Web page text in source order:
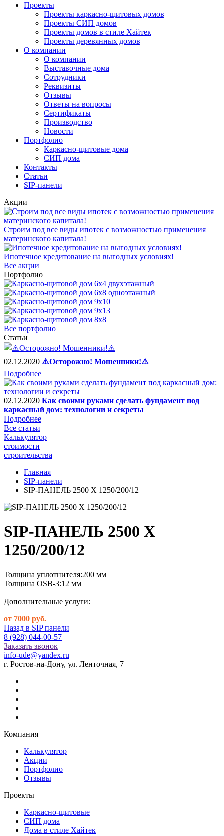
Проекты
Проекты каркасно-щитовых домов
Проекты СИП домов
Проекты домов в стиле Хайтек
Проекты деревянных домов
О компании
О компании
Выставочные дома
Сотрудники
Реквизиты
Отзывы
Ответы на вопросы
Сертификаты
Производство
Новости
Портфолио
Каркасно-щитовые дома
СИП дома
Контакты
Статьи
SIP-панели
Акции
Строим под все виды ипотек с возможностью применения
материнского капитала!
Ипотечное кредитование на выгодных условиях!
Все акции
Портфолио
Все портфолио
Статьи
02.12.2020 ⚠️Осторожно! Мошенники!⚠️
Подробнее
02.12.2020 Как своими руками сделать фундамент под
каркасный дом: технологии и секреты
Подробнее
Все статьи
Калькулятор
стоимости
строительства
Главная
SIP-панели
SIP-ПАНЕЛЬ 2500 X 1250/200/12
SIP-ПАНЕЛЬ 2500 X
1250/200/12
Толщина уплотнителя:200 мм
Толщина ОSB-3:12 мм
Дополнительные услуги:
от 7000 руб.
Назад в SIP панели
8 (928) 044-00-57
Заказать звонок
info-ude@yandex.ru
г. Ростов-на-Дону, ул. Ленточная, 7
Компания
Калькулятор
Акции
Портфолио
Отзывы
Проекты
Каркасно-щитовые
СИП дома
Дома в стиле Хайтек